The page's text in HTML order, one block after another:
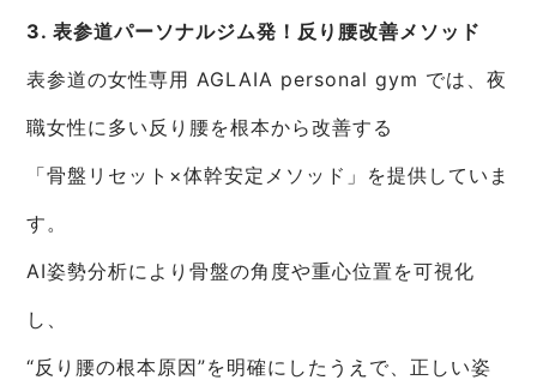
3. 表参道パーソナルジム発！反り腰改善メソッド
表参道の女性専用 AGLAIA personal gym では、夜
職女性に多い反り腰を根本から改善する
「骨盤リセット×体幹安定メソッド」を提供していま
す。
AI姿勢分析により骨盤の角度や重心位置を可視化
し、
“反り腰の根本原因”を明確にしたうえで、正しい姿